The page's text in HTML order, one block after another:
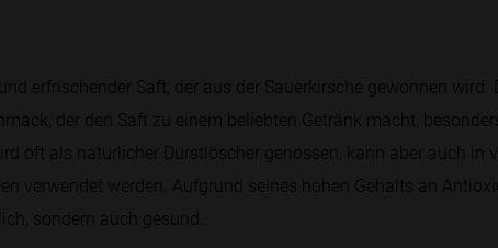
erfrischender Saft, der aus der Sauerkirsche gewonnen wird.
der den Saft zu einem beliebten Getränk macht,
oft als natürlicher Durstlöscher genossen, kann aber auch in
verwendet werden. Aufgrund seines hohen Gehalts an
sondern auch gesund.